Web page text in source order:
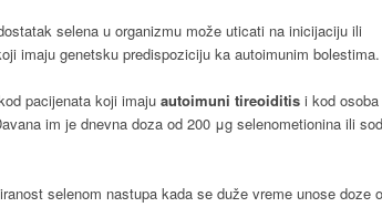
selena u organizmu može uticati na inicijaciju ili
imaju genetsku predispoziciju ka autoimunim bolestima.
pacijenata koji imaju autoimuni tireoiditis i kod
im je dnevna doza od 200 μg selenometionina ili
selenom nastupa kada se duže vreme unose doze